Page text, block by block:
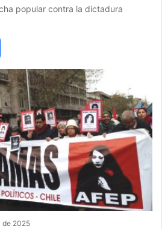
popular contra la dictadura
de 2025